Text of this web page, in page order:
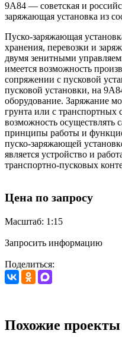
9А84 — советская и
заряжающая установка из
Пуско-заряжающая
хранения, перевозки и
двумя зенитными
имеется возможность
сопряжении с пусковой
пусковой установки, на
оборудование. Заряжание
грунта или с транспортных
возможность осуществлять
принципы работы и
пуско-заряжающей
является устройство и
транспортно-пусковых
Цена по запросу
Масштаб: 1:15
Запросить информацию
Поделиться:
Похожие проекты